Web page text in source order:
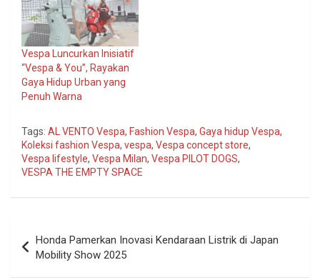
Vespa Luncurkan Inisiatif
“Vespa & You”, Rayakan
Gaya Hidup Urban yang
Penuh Warna
Tags: AL VENTO Vespa, Fashion Vespa, Gaya hidup Vespa,
Koleksi fashion Vespa, vespa, Vespa concept store,
Vespa lifestyle, Vespa Milan, Vespa PILOT DOGS,
VESPA THE EMPTY SPACE
pos
Honda Pamerkan Inovasi Kendaraan Listrik di Japan
Mobility Show 2025